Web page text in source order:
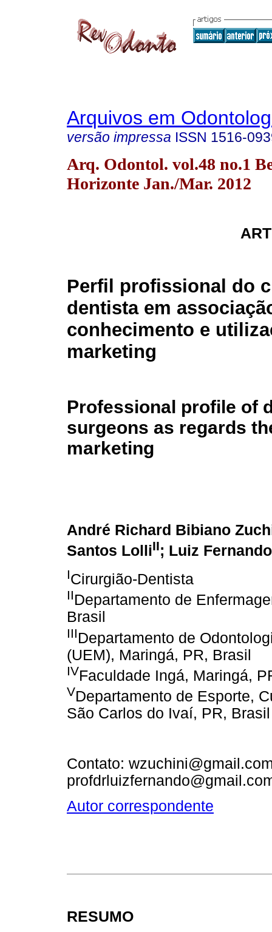
Arquivos em
versão impressa ISSN 1516-
Arq. Odontol. vol.48 no.1
Horizonte Jan./Mar. 2012
Perfil profissional do
dentista em
conhecimento e
marketing
Professional profile of
surgeons as regards
marketing
André Richard Bibiano
Santos LolliII; Luiz
ICirurgião-Dentista
IIDepartamento de
Brasil
IIIDepartamento de
(UEM), Maringá, PR, Brasil
IVFaculdade Ingá, Maringá,
VDepartamento de Esporte,
São Carlos do Ivaí, PR, Brasil
Contato:
Autor correspondente
RESUMO